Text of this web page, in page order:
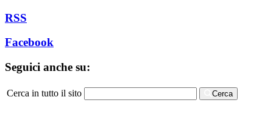
RSS
Facebook
Seguici anche su:
Cerca in tutto il sito Cerca